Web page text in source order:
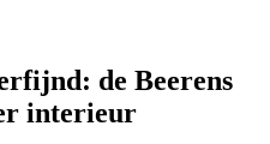
de Beerens
interieur